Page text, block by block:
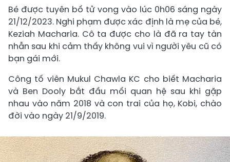
Bé được tuyên bố tử vong vào lúc 0h06 sáng ngày
21/12/2023. Nghi phạm được xác định là mẹ của bé,
Keziah Macharia. Cô ta được cho là đã ra tay tàn
nhẫn sau khi cảm thấy không vui vì người yêu cũ có
bạn gái mới.
Công tố viên Mukul Chawla KC cho biết Macharia
và Ben Dooly bắt đầu mối quan hệ sau khi gặp
nhau vào năm 2018 và con trai của họ, Kobi, chào
đời vào ngày 21/9/2019.